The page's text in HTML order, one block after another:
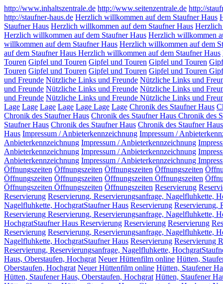
http://www.inhaltszentrale.de http://www.seitenzentrale.de http://
http://staufner-haus.de Herzlich willkommen auf dem Staufner Haus
Staufner Haus Herzlich willkommen auf dem Staufner Haus
Herzlich willkommen auf dem Staufner Haus Herzlich willkommen
willkommen auf dem Staufner Haus Herzlich willkommen auf dem
auf dem Staufner Haus Herzlich willkommen auf dem Staufner Haus
Touren Gipfel und Touren Gipfel und Touren Gipfel und Touren
Touren Gipfel und Touren Gipfel und Touren Gipfel und Touren
und Freunde Nützliche Links und Freunde Nützliche Links und
und Freunde Nützliche Links und Freunde Nützliche Links und
und Freunde Nützliche Links und Freunde Nützliche Links und
Lage Lage Lage Lage Lage Lage Lage Chronik des Staufner Haus
Chronik des Staufner Haus Chronik des Staufner Haus Chronik des
Staufner Haus Chronik des Staufner Haus Chronik des Staufner Haus
Haus Impressum / Anbieterkennzeichnung Impressum /
Anbieterkennzeichnung Impressum / Anbieterkennzeichnung
Anbieterkennzeichnung Impressum / Anbieterkennzeichnung
Anbieterkennzeichnung Impressum / Anbieterkennzeichnung
Öffnungszeiten Öffnungszeiten Öffnungszeiten Öffnungszeiten
Öffnungszeiten Öffnungszeiten Öffnungszeiten Öffnungszeiten
Öffnungszeiten Öffnungszeiten Öffnungszeiten Reservierung
Reservierung Reservierung, Reservierungsanfrage, Nagelfluhkette,
Nagelfluhkette, HochgratStaufner Haus Reservierung Reservierung,
Reservierung Reservierung, Reservierungsanfrage, Nagelfluhkette,
HochgratStaufner Haus Reservierung Reservierung Reservierung
Reservierung Reservierung, Reservierungsanfrage, Nagelfluhkette,
Nagelfluhkette, HochgratStaufner Haus Reservierung Reservierung
Reservierung, Reservierungsanfrage, Nagelfluhkette,
Haus, Oberstaufen, Hochgrat Neuer Hüttenfilm online Hütten,
Oberstaufen, Hochgrat Neuer Hüttenfilm online Hütten, Staufener
Hütten, Staufener Haus, Oberstaufen, Hochgrat Hütten, Staufener